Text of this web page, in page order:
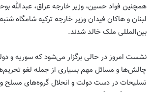
همچنین فواد حسین، وزیر خارجه عراق، عبدالله
لبنان و هاکان فیدان وزیر خارجه ترکیه شامگاه
بین‌المللی ملک خالد شدند.
نشست امروز در حالی برگزار می‌شود که سوریه و
چالش‌ها و مسائل مهم بسیاری از جمله لغو
تسلیحات در دست دولت و انحلال گروه‌های مسلح و